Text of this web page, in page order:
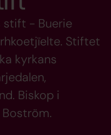
stift - Buerie
Stiftet
kyrkans
Biskop i